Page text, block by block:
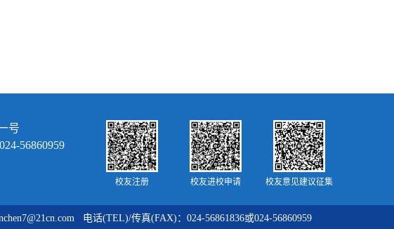
号
56860959
校友注册 校友进校申请 校友意见建议征集
电话(TEL)/传真(FAX)：024-56861836或024-56860959